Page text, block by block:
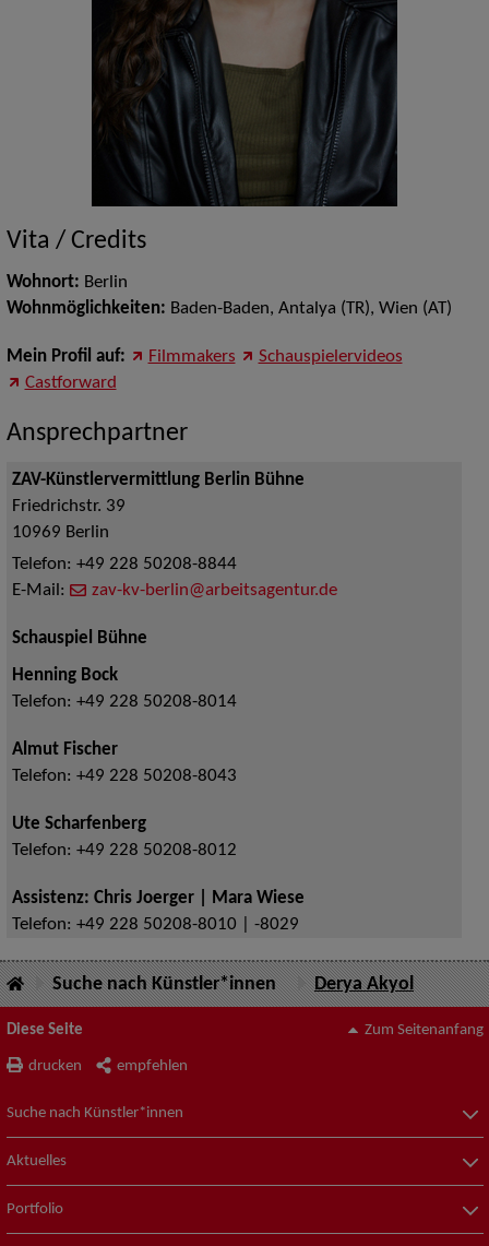
Vita / Credits
Wohnort: Berlin
Wohnmöglichkeiten: Baden-Baden, Antalya (TR), Wien (AT)
Mein Profil auf: Filmmakers
Schauspielervideos
Castforward
Ansprechpartner
ZAV-Künstlervermittlung Berlin Bühne
Friedrichstr. 39
10969 Berlin
Telefon: +49 228 50208-8844
E-Mail:
zav-kv-berlin@arbeitsagentur.de
Schauspiel Bühne
Henning Bock
Telefon: +49 228 50208-8014
Almut Fischer
Telefon: +49 228 50208-8043
Ute Scharfenberg
Telefon: +49 228 50208-8012
Assistenz: Chris Joerger | Mara Wiese
Telefon: +49 228 50208-8010 | -8029
Suche nach Künstler*innen Derya Akyol
Diese Seite
drucken empfehlen
Zum Seitenanfang
Suche nach Künstler*innen
Aktuelles
Portfolio